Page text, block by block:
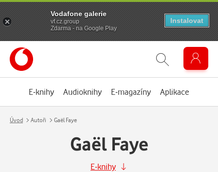
E-knihy Audioknihy E-magazíny Aplikace
Úvod Autoři Gaël Faye
Gaël Faye
E-knihy
Vodafone galerie
vf.cz.group
Zdarma - na Google Play
Instalovat